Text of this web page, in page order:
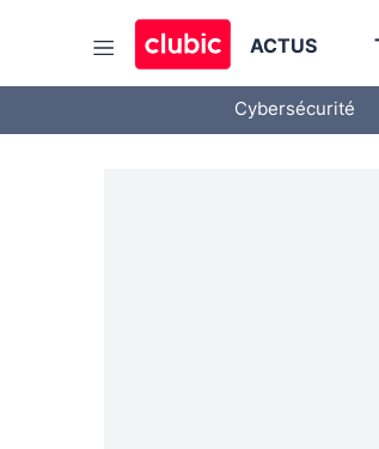
ACTUS
Cybersécurité